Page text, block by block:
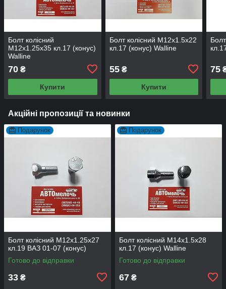
Болт колісний
М12х1.25х35 кл.17 (конус)
Walline
70 ₴
Купити
Болт колісний М12х1.5х22
кл.17 (конус) Walline
55₴
Купити
75
Акційні пропозиції та новинки
Подарунок
Болт колісний М12х1.25х27
кл.19 ВАЗ 01-07 (конус)
Готово до відправки
33 ₴
Подарунок
Болт колісний М14х1.5х28
кл.17 (конус) Walline
Готово до відправки
67 ₴